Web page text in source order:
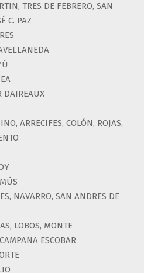
TRES DE FEBRERO, SAN
C. PAZ
DAIREAUX
ARRECIFES, COLÓN, ROJAS,
NAVARRO, SAN ANDRES DE
LOBOS, MONTE
ESCOBAR